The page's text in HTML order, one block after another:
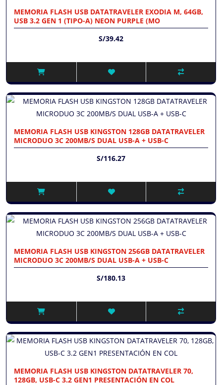
MEMORIA FLASH USB DATATRAVELER EXODIA M, 64GB,
USB 3.2 GEN 1 (TIPO-A) NEON PURPLE (MO
S/39.42
MEMORIA FLASH USB KINGSTON 128GB DATATRAVELER
MICRODUO 3C 200MB/S DUAL USB-A + USB-C
S/116.27
MEMORIA FLASH USB KINGSTON 256GB DATATRAVELER
MICRODUO 3C 200MB/S DUAL USB-A + USB-C
S/180.13
MEMORIA FLASH USB KINGSTON DATATRAVELER 70,
128GB, USB-C 3.2 GEN1 PRESENTACIÓN EN COL